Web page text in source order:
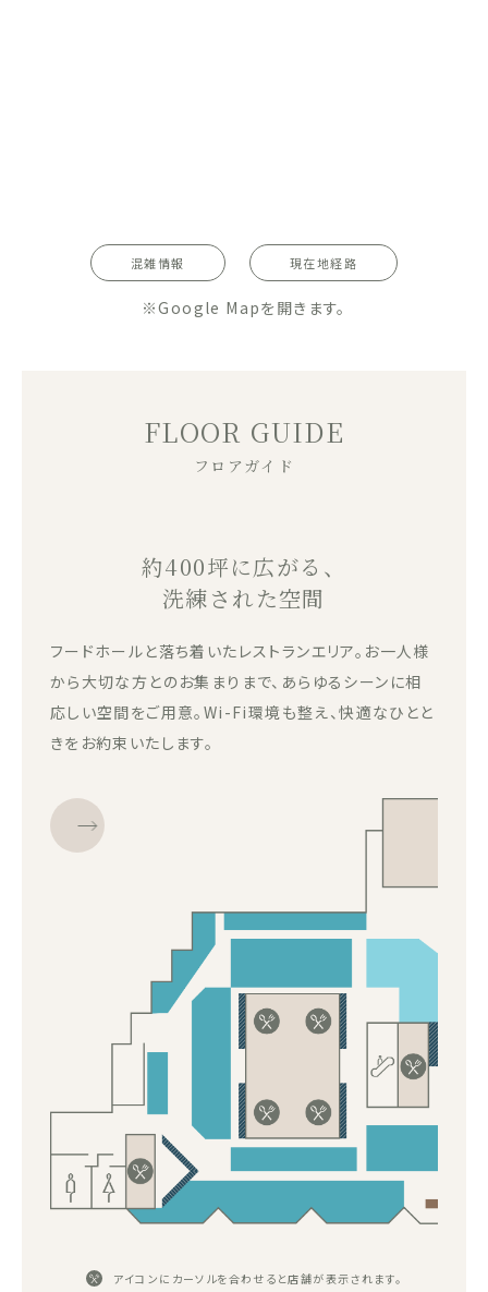
混雑情報 現在地経路
※Google Mapを開きます。
FLOOR GUIDE
フロアガイド
約400坪に広がる、
洗練された空間
フードホールと落ち着いたレストランエリア。お一人様
から大切な方とのお集まりまで、あらゆるシーンに相
応しい空間をご用意。Wi-Fi環境も整え、快適なひとと
きをお約束いたします。
アイコンにカーソルを合わせると店舗が表示されます。